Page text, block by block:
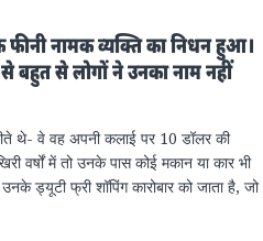
फीनी नामक व्यक्ति का निधन हुआ।
से लोगों ने उनका नाम नहीं
थे- वे वह अपनी कलाई पर 10 डॉलर की
वर्षों में तो उनके पास कोई मकान या कार भी
ड्यूटी फ्री शॉपिंग कारोबार को जाता है, जो